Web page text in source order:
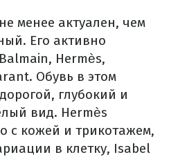
менее актуален, чем
Его активно
Hermès,
Обувь в этом
глубокий и
вид. Hermès
с кожей и трикотажем,
в клетку, Isabel